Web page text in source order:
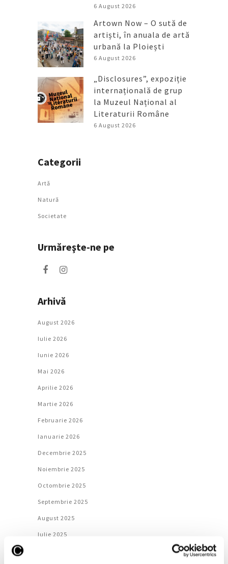
6 August 2026
Artown Now – O sută de
artiști, în anuala de artă
urbană la Ploiești
6 August 2026
„Disclosures”, expoziție
internațională de grup
la Muzeul Național al
Literaturii Române
6 August 2026
Categorii
Artǎ
Natură
Societate
Urmăreşte-ne pe
Arhivă
August 2026
Iulie 2026
Iunie 2026
Mai 2026
Aprilie 2026
Martie 2026
Februarie 2026
Ianuarie 2026
Decembrie 2025
Noiembrie 2025
Octombrie 2025
Septembrie 2025
August 2025
Iulie 2025